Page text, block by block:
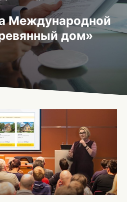
Тула
Екатеринбург
Ростов-на-Дону
и все регионы РФ
Международной
дом»